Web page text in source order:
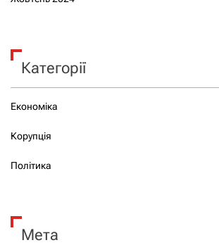
Категорії
Економіка
Корупція
Політика
Мета